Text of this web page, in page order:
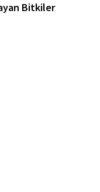
Bitkiler